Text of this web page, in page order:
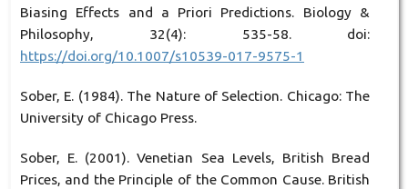
Biasing Effects and a Priori Predictions. Biology &
Philosophy, 32(4): 535-58. doi:
https://doi.org/10.1007/s10539-017-9575-1
Sober, E. (1984). The Nature of Selection. Chicago: The
University of Chicago Press.
Sober, E. (2001). Venetian Sea Levels, British Bread
Prices, and the Principle of the Common Cause. British